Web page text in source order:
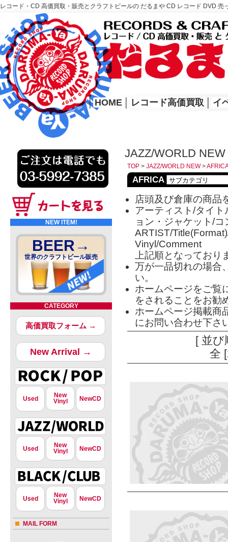
レコード・CD 高価買取・販売とクラフトビールの だるまや CD レコード DVD
レコード高価買取はこちら
HOME
│ HOME レコード高価買取 イ
NEW ITEM!
BEER→
世界のクラフトビール販売
CATEGORY
高価買取フォーム →
New Arrival →
Used
New
Vinyl
NewCD
Used
New
Vinyl
NewCD
Used
New
Vinyl
NewCD
MAIL FORM
JAZZ/WORLD
TOP > JAZZ/WORLD NEW>
AFRICA
店頭及び倉庫の商品
アーティスト/タイ
ョン・ジャケット/
ARTIST/
Vinyl/Comment
上記順となっており
万が一品切れの場合
い。
ホームページをご覧
をされることをお勧
ホームページ掲載商
にお問い合わせ下さ
[ 並
全